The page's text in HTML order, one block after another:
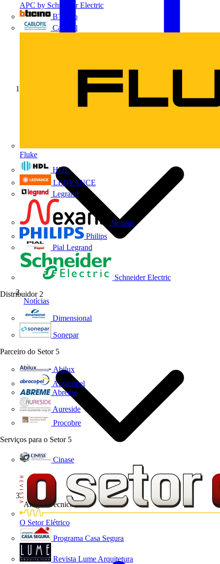
APC by Schneider Electric
BTicino
Cablofil
Fluke
HDL
LEDVANCE
Legrand
Nexans
Philips
Pial Legrand
Schneider Electric
Distribuidor 2
Dimensional
Sonepar
Parceiro do Setor 5
Abilux
Abracopel
Abreme
Aureside
Procobre
Serviços para o Setor 5
Cinase
O Setor Elétrico
Programa Casa Segura
Revista Lume Arquitetura
Notícias
Artigos Técnicos